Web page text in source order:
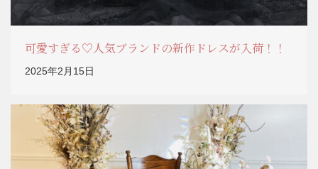
可愛すぎる♡人気ブランドの新作ドレスが入荷！！
2025年2月15日